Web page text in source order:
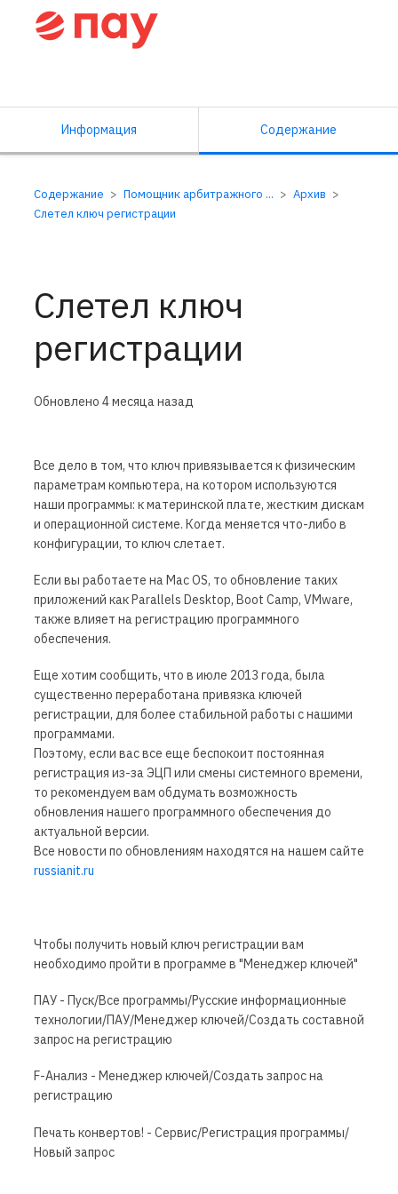
Информация Содержание
Содержание Помощник арбитражного ...
Архив
Слетел ключ регистрации
Слетел ключ
регистрации
Обновлено 4 месяца назад
Все дело в том, что ключ привязывается к физическим
параметрам компьютера, на котором используются
наши программы: к материнской плате, жестким дискам
и операционной системе. Когда меняется что-либо в
конфигурации, то ключ слетает.
Если вы работаете на Mac OS, то обновление таких
приложений как Parallels Desktop, Boot Camp, VMware,
также влияет на регистрацию программного
обеспечения.
Еще хотим сообщить, что в июле 2013 года, была
существенно переработана привязка ключей
регистрации, для более стабильной работы с нашими
программами.
Поэтому, если вас все еще беспокоит постоянная
регистрация из-за ЭЦП или смены системного времени,
то рекомендуем вам обдумать возможность
обновления нашего программного обеспечения до
актуальной версии.
Все новости по обновлениям находятся на нашем сайте
russianit.ru
Чтобы получить новый ключ регистрации вам
необходимо пройти в программе в "Менеджер ключей"
ПАУ - Пуск/Все программы/Русские информационные
технологии/ПАУ/Менеджер ключей/Создать составной
запрос на регистрацию
F-Анализ - Менеджер ключей/Создать запрос на
регистрацию
Печать конвертов! - Сервис/Регистрация программы/
Новый запрос